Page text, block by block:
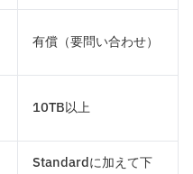
有償（要問い合わせ）
10TB以上
Standardに加えて下